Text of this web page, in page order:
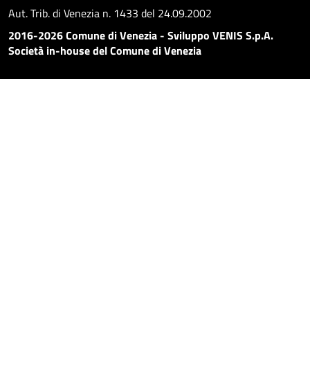
Aut. Trib. di Venezia n. 1433 del 24.09.2002
2016-2026 Comune di Venezia - Sviluppo VENIS S.p.A.
Società in-house del Comune di Venezia